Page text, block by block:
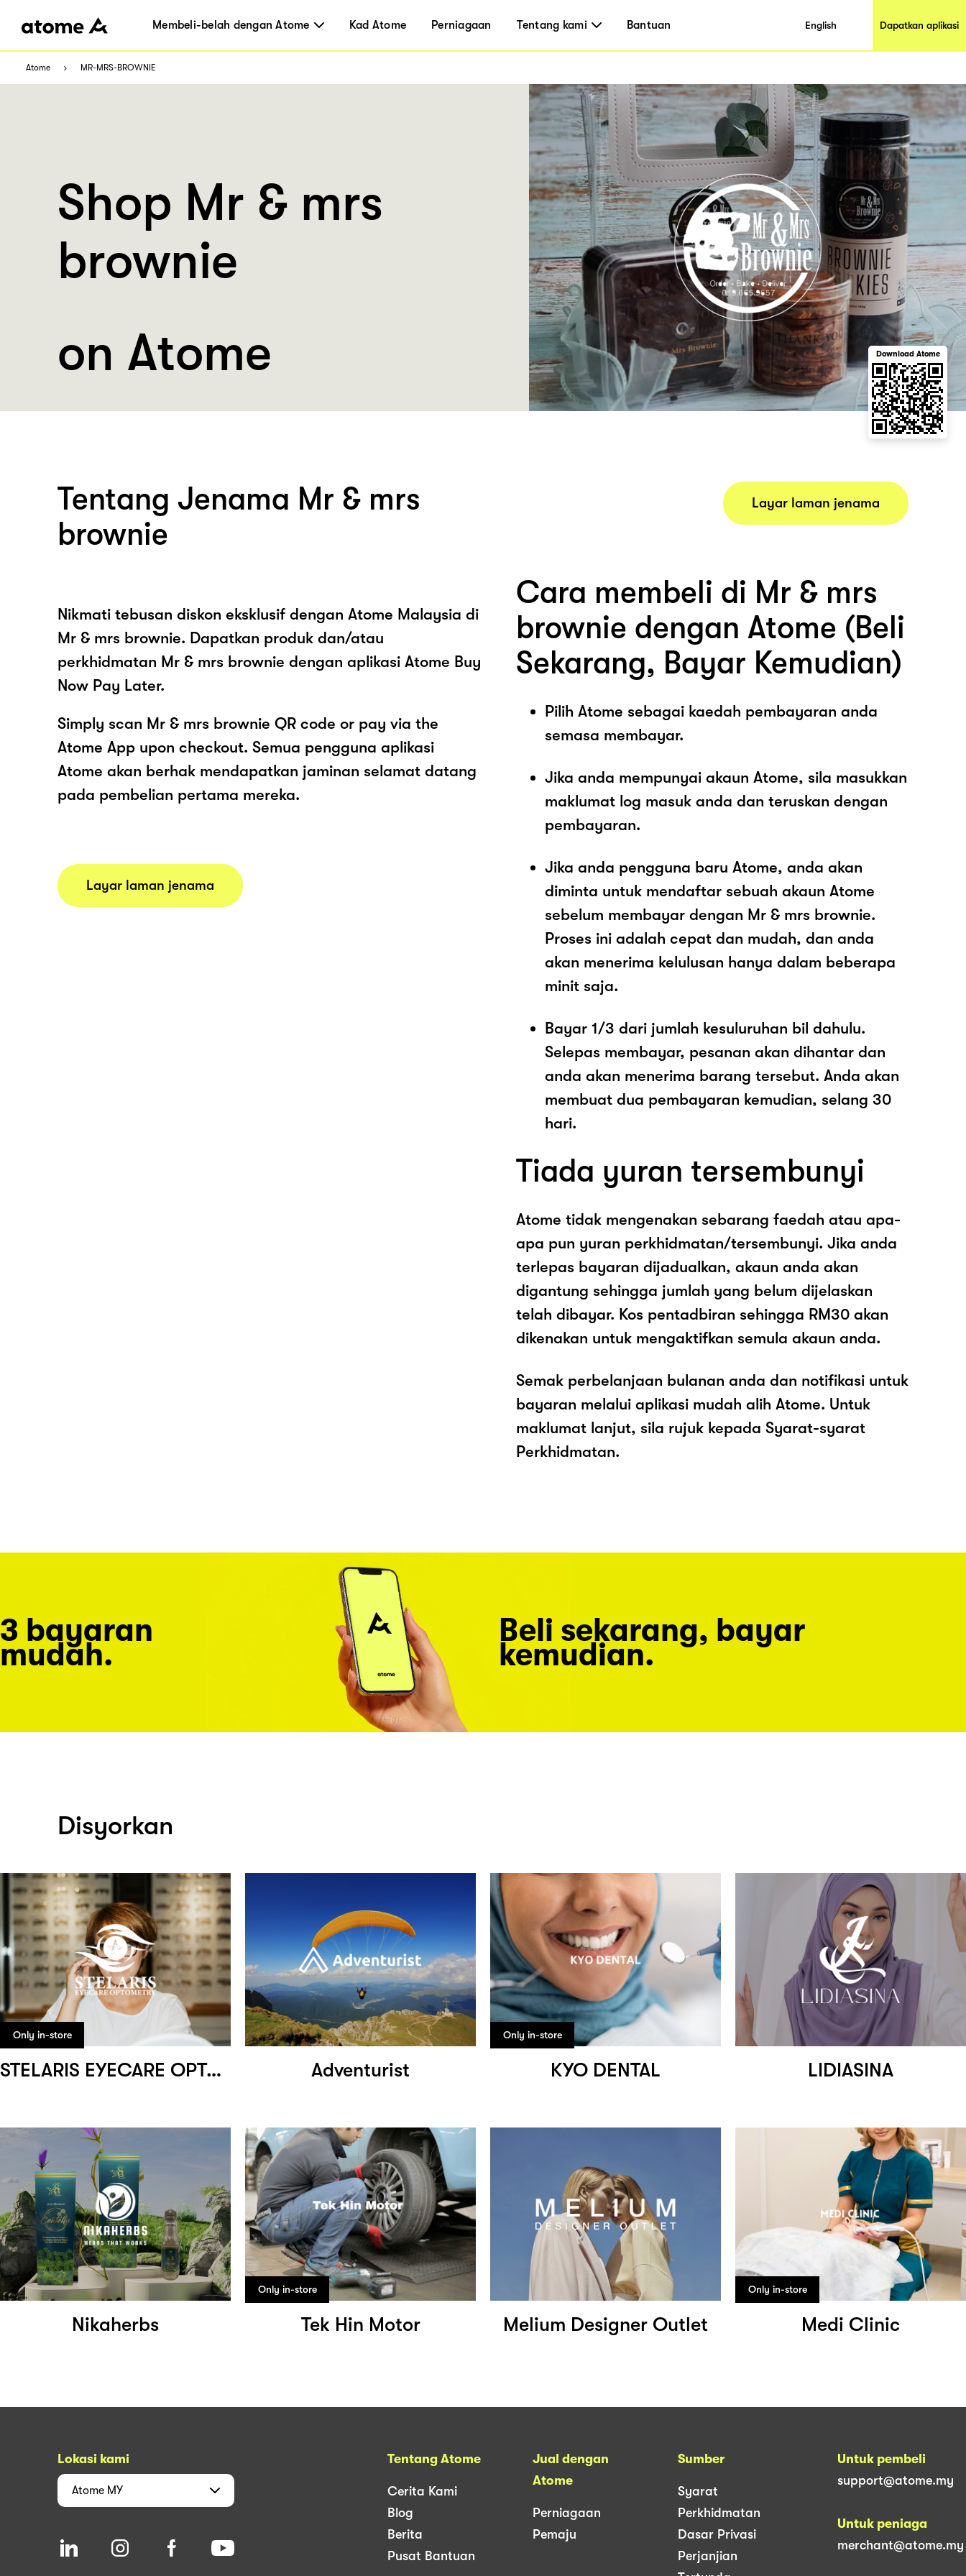
Membeli-belah dengan Atome Kad Atome Perniagaan Tentang kami Bantuan English Dapatkan aplikasi
Atome MR-MRS-BROWNIE
Shop Mr & mrs
brownie
on Atome
Download Atome
Tentang Jenama Mr & mrs
brownie
Nikmati tebusan diskon eksklusif dengan Atome Malaysia di
Mr & mrs brownie. Dapatkan produk dan/atau
perkhidmatan Mr & mrs brownie dengan aplikasi Atome Buy
Now Pay Later.
Simply scan Mr & mrs brownie QR code or pay via the
Atome App upon checkout. Semua pengguna aplikasi
Atome akan berhak mendapatkan jaminan selamat datang
pada pembelian pertama mereka.
Layar laman jenama
Layar laman jenama
Cara membeli di Mr & mrs
brownie dengan Atome (Beli
Sekarang, Bayar Kemudian)
Pilih Atome sebagai kaedah pembayaran anda
semasa membayar.
Jika anda mempunyai akaun Atome, sila masukkan
maklumat log masuk anda dan teruskan dengan
pembayaran.
Jika anda pengguna baru Atome, anda akan
diminta untuk mendaftar sebuah akaun Atome
sebelum membayar dengan Mr & mrs brownie.
Proses ini adalah cepat dan mudah, dan anda
akan menerima kelulusan hanya dalam beberapa
minit saja.
Bayar 1/3 dari jumlah kesuluruhan bil dahulu.
Selepas membayar, pesanan akan dihantar dan
anda akan menerima barang tersebut. Anda akan
membuat dua pembayaran kemudian, selang 30
hari.
Tiada yuran tersembunyi
Atome tidak mengenakan sebarang faedah atau apa-
apa pun yuran perkhidmatan/tersembunyi. Jika anda
terlepas bayaran dijadualkan, akaun anda akan
digantung sehingga jumlah yang belum dijelaskan
telah dibayar. Kos pentadbiran sehingga RM30 akan
dikenakan untuk mengaktifkan semula akaun anda.
Semak perbelanjaan bulanan anda dan notifikasi untuk
bayaran melalui aplikasi mudah alih Atome. Untuk
maklumat lanjut, sila rujuk kepada Syarat-syarat
Perkhidmatan.
3 bayaran
mudah.
Beli sekarang, bayar
kemudian.
Disyorkan
Only in-store
STELARIS EYECARE OPTOMETRY Adventurist
Only in-store
KYO DENTAL LIDIASINA
Nikaherbs
Only in-store
Tek Hin Motor Melium Designer Outlet
Only in-store
Medi Clinic
Lokasi kami
Atome MY
Tentang Atome
Cerita Kami
Blog
Berita
Pusat Bantuan
Jual dengan
Atome
Perniagaan
Pemaju
Sumber
Syarat
Perkhidmatan
Dasar Privasi
Perjanjian
Untuk pembeli
support@atome.my
Untuk peniaga
merchant@atome.my